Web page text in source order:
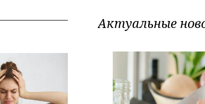
Актуальные